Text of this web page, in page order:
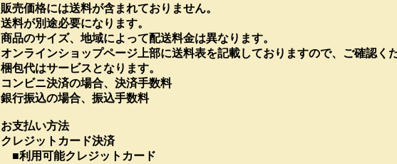
販売価格には送料が含まれておりません。
送料が別途必要になります。
商品のサイズ、地域によって配送料金は異なります。
オンラインショップページ上部に送料表を記載しておりますので、ご確認くだ
梱包代はサービスとなります。
コンビニ決済の場合、決済手数料
銀行振込の場合、振込手数料
お支払い方法
クレジットカード決済
■利用可能クレジットカード